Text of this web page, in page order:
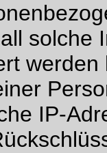
solche
IP-